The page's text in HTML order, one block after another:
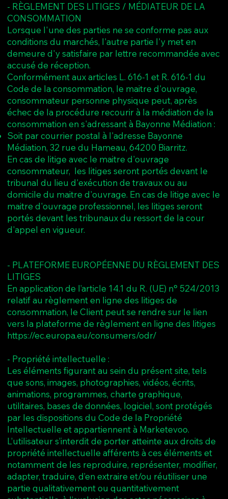
- RÈGLEMENT DES LITIGES / MÉDIATEUR DE LA
CONSOMMATION
Lorsque l'une des parties ne se conforme pas aux
conditions du marchés, l'autre partie l'y met en
demeure d'y satisfaire par lettre recommandée avec
accusé de réception.
Conformément aux articles L. 616-1 et R. 616-1 du
Code de la consommation, le maitre d'ouvrage,
consommateur personne physique peut, après
échec de la procédure recourir à la médiation de la
consommation en s'adressant à Bayonne Médiation :
Soit par courrier postal à l'adresse Bayonne
Médiation, 32 rue du Hameau, 64200 Biarritz.
En cas de litige avec le maitre d'ouvrage
consommateur, les litiges seront portés devant le
tribunal du lieu d'exécution de travaux ou au
domicile du maitre d'ouvrage. En cas de litige avec le
maitre d'ouvrage professionnel, les litiges seront
portés devant les tribunaux du ressort de la cour
d'appel en vigueur.
- PLATEFORME EUROPÉENNE DU RÈGLEMENT DES
LITIGES
En application de l’article 14.1 du R. (UE) n° 524/2013
relatif au règlement en ligne des litiges de
consommation, le Client peut se rendre sur le lien
vers la plateforme de règlement en ligne des litiges
https://ec.europa.eu/consumers/odr/
- Propriété intellectuelle :
Les éléments figurant au sein du présent site, tels
que sons, images, photographies, vidéos, écrits,
animations, programmes, charte graphique,
utilitaires, bases de données, logiciel, sont protégés
par les dispositions du Code de la Propriété
Intellectuelle et appartiennent à Marketevoo.
L’utilisateur s’interdit de porter atteinte aux droits de
propriété intellectuelle afférents à ces éléments et
notamment de les reproduire, représenter, modifier,
adapter, traduire, d’en extraire et/ou réutiliser une
partie qualitativement ou quantitativement